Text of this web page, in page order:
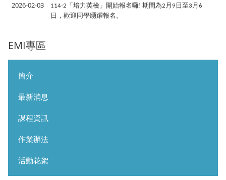
EMI專區
簡介
最新消息
課程資訊
作業辦法
活動花絮
2026-02-03
114-2 「培力英檢」開始報名囉! 期間為2 月 9日至3 月 6
日，歡迎同學踴躍報名。